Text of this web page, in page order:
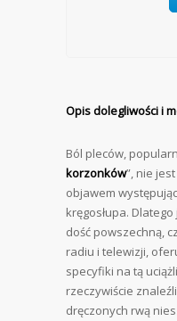
Opis dolegliwości i
Ból pleców,
korzonków”, nie
objawem
kręgosłupa.
dość powszechną,
radiu i telewizji,
specyfiki na tą
rzeczywiście
dręczonych rwą